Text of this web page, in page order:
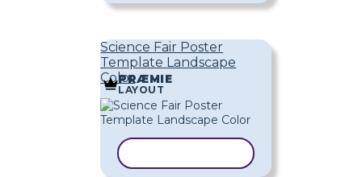
Science Fair Poster
Template Landscape
ColorPRÆMIE
LAYOUT